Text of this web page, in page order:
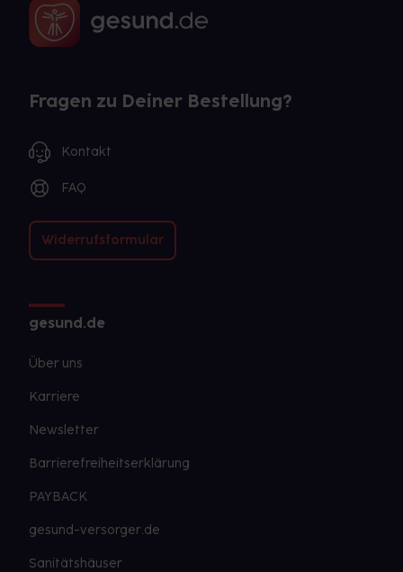
Fragen zu Deiner Bestellung?
Kontakt
FAQ
Widerrufsformular
gesund.de
Über uns
Karriere
Newsletter
Barrierefreiheitserklärung
PAYBACK
gesund-versorger.de
Sanitätshäuser